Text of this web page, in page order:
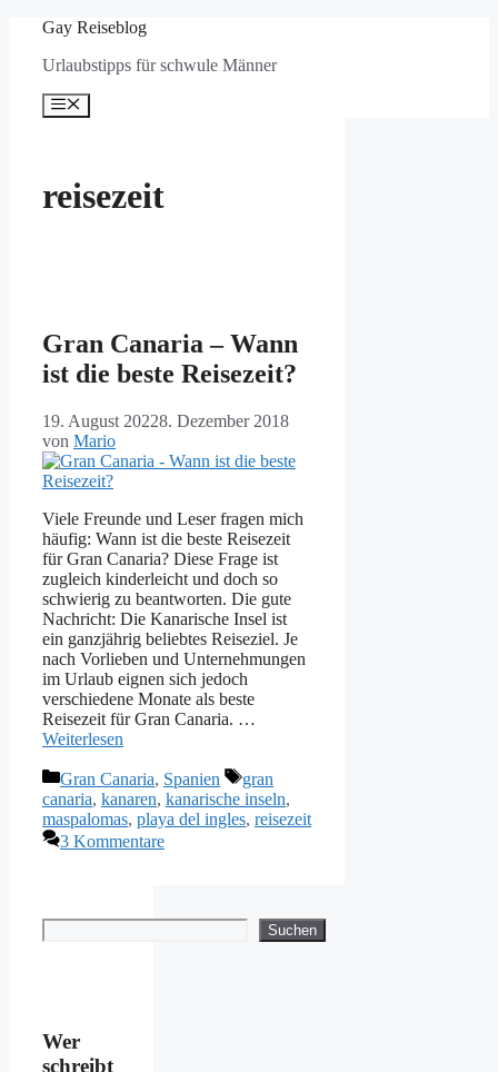
springen
Gay Reiseblog
Urlaubstipps für schwule Männer
Menü
reisezeit
Gran Canaria – Wann
ist die beste Reisezeit?
19. August 20228. Dezember 2018
von Mario
Viele Freunde und Leser fragen mich
häufig: Wann ist die beste Reisezeit
für Gran Canaria? Diese Frage ist
zugleich kinderleicht und doch so
schwierig zu beantworten. Die gute
Nachricht: Die Kanarische Insel ist
ein ganzjährig beliebtes Reiseziel. Je
nach Vorlieben und Unternehmungen
im Urlaub eignen sich jedoch
verschiedene Monate als beste
Reisezeit für Gran Canaria. …
Weiterlesen
Kategorien
Gran Canaria, Spanien Schlagwörter
gran
canaria, kanaren, kanarische inseln,
maspalomas, playa del ingles, reisezeit
3 Kommentare
Suchen Suchen
Wer
schreibt